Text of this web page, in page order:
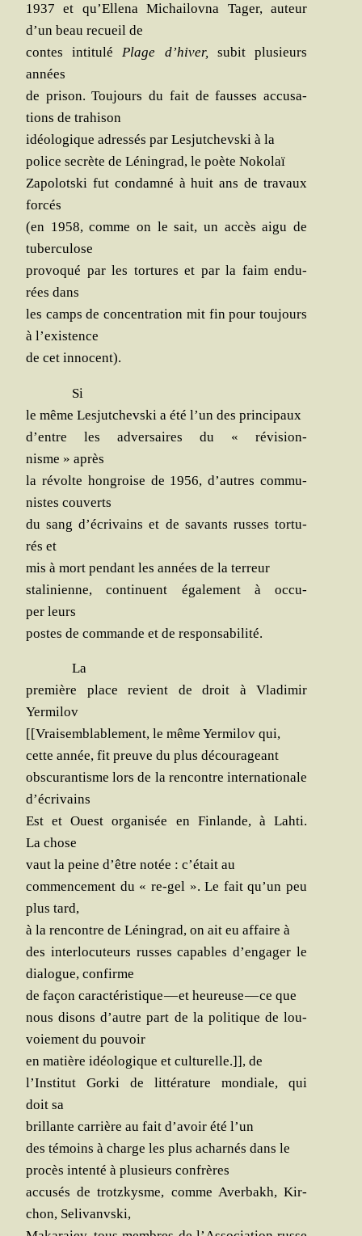
1937 et qu’Ellena Michai­lov­na Tager, auteur
d’un beau recueil de
contes inti­tu­léPlage d’hiver, subit plu­sieurs
années
de pri­son. Tou­jours du fait de fausses accu­sa­
tions de trahison
idéo­lo­gique adres­sés par Les­jut­chevs­ki à la
police secrète de Lénin­grad, le poète Nokolaï
Zapo­lots­ki fut condam­né à huit ans de tra­vaux
forcés
(en 1958, comme on le sait, un accès aigu de
tuberculose
pro­vo­qué par les tor­tures et par la faim endu­
rées dans
les camps de concen­tra­tion mit fin pour tou­jours
à l’existence
de cet innocent).
Si
le même Les­jut­chevs­ki a été l’un des principaux
d’entre les adver­saires du « révi­sion­
nisme » après
la révolte hon­groise de 1956, d’autres com­mu­
nistes couverts
du sang d’écrivains et de savants russes tor­tu­
rés et
mis à mort pen­dant les années de la terreur
sta­li­nienne, conti­nuent éga­le­ment à occu­
per leurs
postes de com­mande et de responsabilité.
La
pre­mière place revient de droit à Vla­di­mir
Yermilov
[[Vrai­sem­bla­ble­ment, le même Yer­mi­lov qui,
cette année, fit preuve du plus décourageant
obs­cu­ran­tisme lors de la ren­contre inter­na­tio­nale
d’écrivains
Est et Ouest orga­ni­sée en Fin­lande, à Lah­ti.
La chose
vaut la peine d’être notée : c’était au
com­men­ce­ment du « re-gel ». Le fait qu’un peu
plus tard,
à la ren­contre de Lénin­grad, on ait eu affaire à
des inter­lo­cu­teurs russes capables d’engager le
dia­logue, confirme
de façon carac­té­ris­tique — et heu­reuse — ce que
nous disons d’autre part de la poli­tique de lou­
voie­ment du pouvoir
en matière idéo­lo­gique et cultu­relle.]], de
l’Institut Gor­ki de lit­té­ra­ture mon­diale, qui
doit sa
brillante car­rière au fait d’avoir été l’un
des témoins à charge les plus achar­nés dans le
pro­cès inten­té à plu­sieurs confrères
accu­sés de trotz­kysme, comme Aver­bakh, Kir­
chon, Selivanvski,